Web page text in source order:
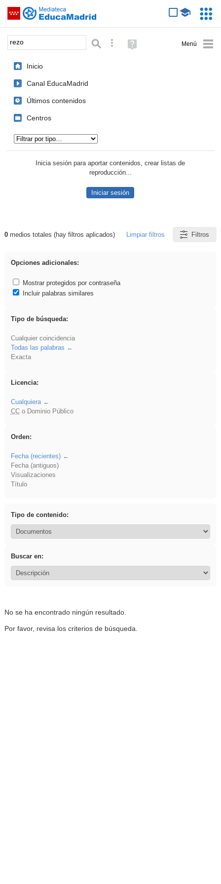
Saltar navegación
Palabra o frase: Búsqueda avanzada
Ayuda
(en
Inicio
Canal EducaMadrid
Últimos contenidos
Centros
Inicia sesión para aportar contenidos, crear listas de
reproducción...
Iniciar sesión
Resultados de: rezo
0medios totales (hay filtros aplicados) Limpiar filtros Filtros
Opciones adicionales:
Mostrar protegidos por contraseña
Incluir palabras similares
Tipo de búsqueda:
Cualquier coincidencia
Todas las palabras
Exacta
Licencia:
Cualquiera
CCo Dominio Público
Orden:
Fecha (recientes)
Fecha (antiguos)
Visualizaciones
Título
Tipo de contenido:
Buscar en:
No se ha encontrado ningún resultado.
Por favor, revisa los criterios de búsqueda.